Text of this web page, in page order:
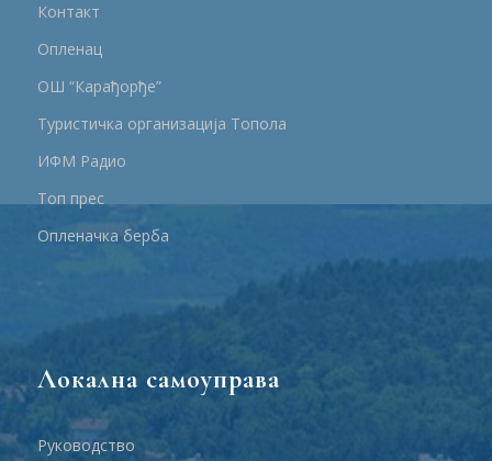
Контакт
Опленац
ОШ “Карађорђе”
Туристичка организација Топола
ИФМ Радио
Топ прес
Опленачка берба
Локална самоуправа
Руководство